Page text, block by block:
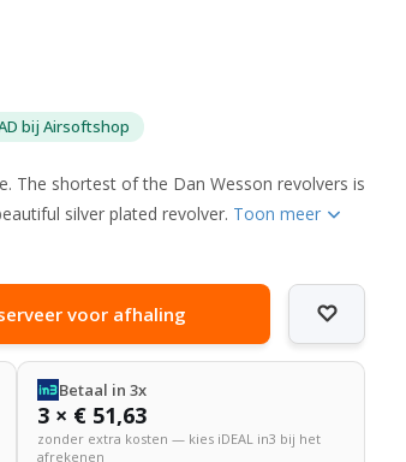
bij Airsoftshop
The shortest of the Dan Wesson revolvers is
silver plated revolver. Toon meer
voor afhaling
Betaal in 3x
3 × € 51,63
zonder extra kosten — kies iDEAL in3 bij het
afrekenen